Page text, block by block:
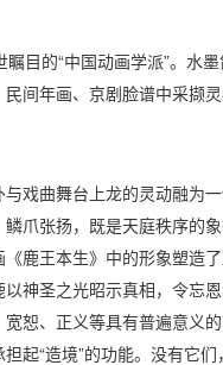
目的“中国动画学派”。水
间年画、京剧脸谱中采撷
戏曲舞台上龙的灵动融为
爪张扬，既是天庭秩序的
鹿王本生》中的形象塑造
神圣之光昭示真相，令忘
恕、正义等具有普遍意义
起“造境”的功能。没有它们